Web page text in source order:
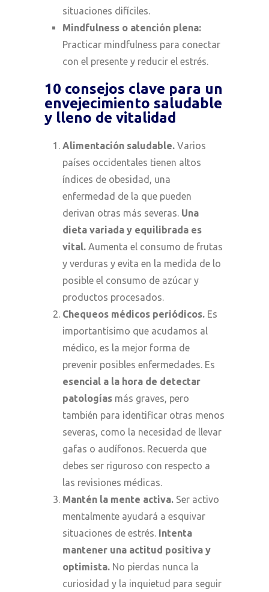
situaciones difíciles.
Mindfulness o atención plena:
Practicar mindfulness para conectar
con el presente y reducir el estrés.
10 consejos clave para un
envejecimiento saludable
y lleno de vitalidad
Alimentación saludable. Varios
países occidentales tienen altos
índices de obesidad, una
enfermedad de la que pueden
derivan otras más severas. Una
dieta variada y equilibrada es
vital. Aumenta el consumo de frutas
y verduras y evita en la medida de lo
posible el consumo de azúcar y
productos procesados.
Chequeos médicos periódicos. Es
importantísimo que acudamos al
médico, es la mejor forma de
prevenir posibles enfermedades. Es
esencial a la hora de detectar
patologías más graves, pero
también para identificar otras menos
severas, como la necesidad de llevar
gafas o audífonos. Recuerda que
debes ser riguroso con respecto a
las revisiones médicas.
Mantén la mente activa. Ser activo
mentalmente ayudará a esquivar
situaciones de estrés. Intenta
mantener una actitud positiva y
optimista. No pierdas nunca la
curiosidad y la inquietud para seguir